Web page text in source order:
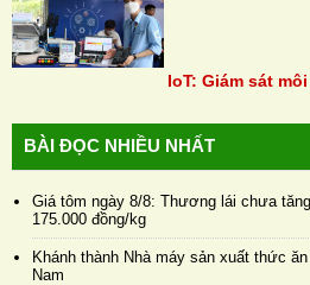
IoT: Giám sát
BÀI ĐỌC NHIỀU NHẤT
Giá tôm ngày 8/8: Thương lái chưa
175.000 đồng/kg
Khánh thành Nhà máy sản xuất thức
Nam